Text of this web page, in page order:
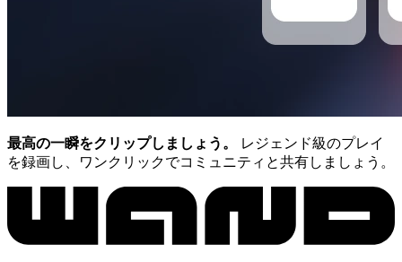
最高の一瞬をクリップしましょう。
レジェンド級のプレイ
を録画し、ワンクリックでコミュニティと共有しましょう。